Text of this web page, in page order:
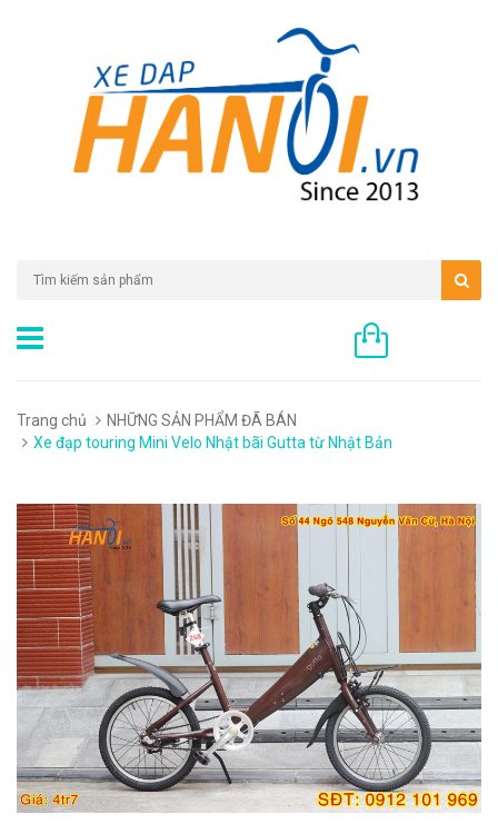
Trang chủ
NHỮNG SẢN PHẨM ĐÃ BÁN
Xe đạp touring Mini Velo Nhật bãi Gutta từ Nhật Bản